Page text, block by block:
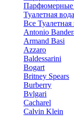
Парфюмерные
Туалетная
Все Туалетная
Antonio
Armand Basi
Azzaro
Baldessarini
Bogart
Britney Spears
Burberry
Bvlgari
Cacharel
Calvin Klein